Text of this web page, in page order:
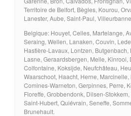
Territoire de Belfort, Bègles, Kourou,
Lanester, Aube, Saint-Paul,
Belgique: Houyet, Celles, Martelange,
Seraing, Wellen, Lanaken, Couvin,
Hastière-Lavaux, Lontzen, Butgenbach,
Lasne, Geraardsbergen, Melle, Kinrooi,
Colfontaine, Koksijde, Neufchâteau,
Waarschoot, Haacht, Herne,
Comines-Warneton, Gerpinnes, Perre,
Floreffe, Grobbendonk, Dilsen-
Saint-Hubert, Quiévrain, Seneffe,
Brunehault.